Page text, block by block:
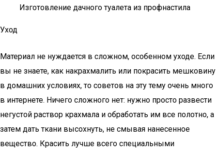
Изготовление дачного туалета из профнастила
Уход
Материал не нуждается в сложном, особенном уходе. Если
вы не знаете, как накрахмалить или покрасить мешковину
в домашних условиях, то советов на эту тему очень много
в интернете. Ничего сложного нет: нужно просто развести
негустой раствор крахмала и обработать им все полотно, а
затем дать ткани высохнуть, не смывая нанесенное
вещество. Красить лучше всего специальными